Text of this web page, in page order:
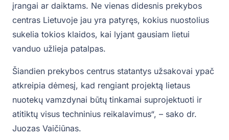
įrangai ar daiktams. Ne vienas didesnis prekybos
centras Lietuvoje jau yra patyręs, kokius nuostolius
sukelia tokios klaidos, kai lyjant gausiam lietui
vanduo užlieja patalpas.
Šiandien prekybos centrus statantys užsakovai ypač
atkreipia dėmesį, kad rengiant projektą lietaus
nuotekų vamzdynai būtų tinkamai suprojektuoti ir
atitiktų visus techninius reikalavimus“, – sako dr.
Juozas Vaičiūnas.